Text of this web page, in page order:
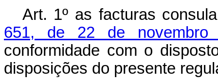
Art. 1º as facturas
651, de 22 de novembro
conformidade com o
disposições do presente